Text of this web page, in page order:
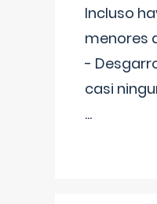
Incluso
menores
-
casi
...